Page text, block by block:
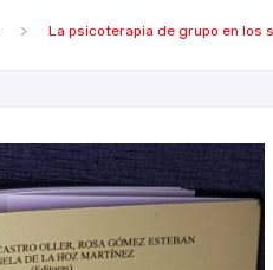
La psicoterapia de grupo en los